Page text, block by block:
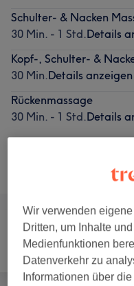
Schulter- & Nacken
30 Min. - 1 Std.Details
Kopf-, Schulter- &
30 Min.Details anzeigen
Rückenmassage
30 Min. - 1 Std.Details
Wir verwenden
Dritten, um Inhalte
Medienfunktionen
Datenverkehr zu
Informationen über